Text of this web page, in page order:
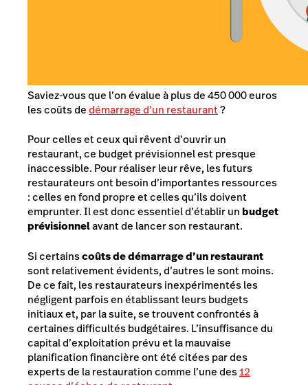
Saviez-vous que l’on évalue à plus de 450 000 euros
les coûts dedémarrage d’un restaurant?
Pour celles et ceux qui rêvent d’ouvrir un
restaurant, ce budget prévisionnel est presque
inaccessible. Pour réaliser leur rêve, les futurs
restaurateurs ont besoin d’importantes ressources
: celles en fond propre et celles qu’ils doivent
emprunter. Il est donc essentiel d’établir unbudget
prévisionnelavant de lancer son restaurant.
Si certainscoûts de démarrage d’un restaurant
sont relativement évidents, d’autres le sont moins.
De ce fait, les restaurateurs inexpérimentés les
négligent parfois en établissant leurs budgets
initiaux et, par la suite, se trouvent confrontés à
certaines difficultés budgétaires. L’insuffisance du
capital d’exploitation prévu et la mauvaise
planification financière ont été citées par des
experts de la restauration comme l’une des12